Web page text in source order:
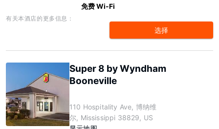
免费 Wi-Fi
有关本酒店的更多信息：
选择
Super 8 by Wyndham
Booneville
110 Hospitality Ave, 博纳维
尔, Mississippi 38829, US